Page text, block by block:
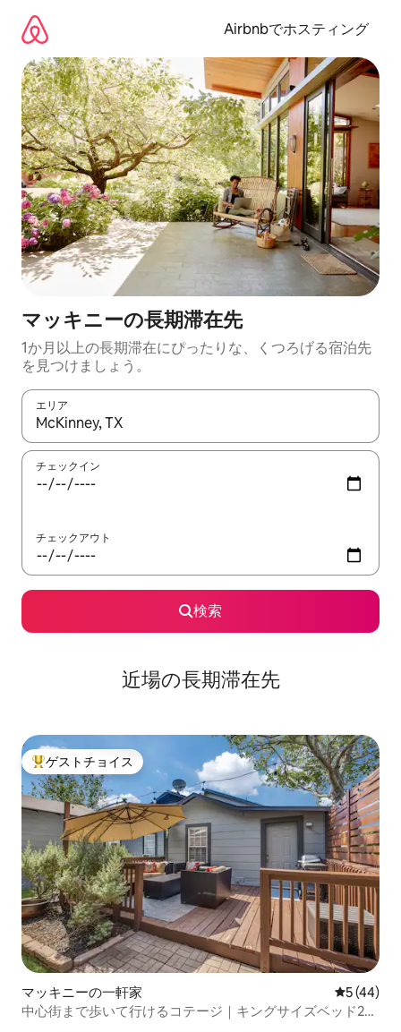
Airbnbでホスティング
マッキニーの長期滞在先
1か月以上の長期滞在にぴったりな、くつろげる宿泊先
を見つけましょう。
エリア
検索結果が表示されたら、上下の矢印キーを使って移動するか
チェックイン
チェックアウト
検索
近場の長期滞在先
大好評のゲストチョイスです。
ゲストチョイス
マッキニーの一軒家 レビュー
5 (44)
中心街まで歩いて行けるコテージ｜キングサイズベッド2台